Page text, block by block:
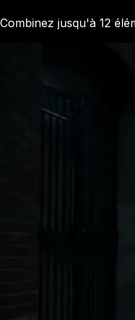
Combinez jusqu'à 12